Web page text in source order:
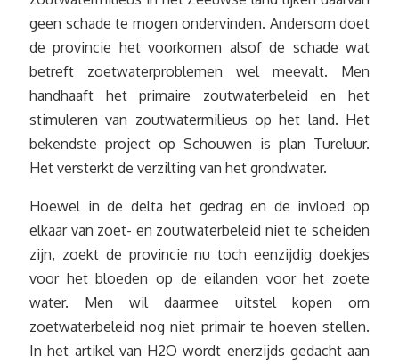
geen schade te mogen ondervinden. Andersom doet
de provincie het voorkomen alsof de schade wat
betreft zoetwaterproblemen wel meevalt. Men
handhaaft het primaire zoutwaterbeleid en het
stimuleren van zoutwatermilieus op het land. Het
bekendste project op Schouwen is plan Tureluur.
Het versterkt de verzilting van het grondwater.
Hoewel in de delta het gedrag en de invloed op
elkaar van zoet- en zoutwaterbeleid niet te scheiden
zijn, zoekt de provincie nu toch eenzijdig doekjes
voor het bloeden op de eilanden voor het zoete
water. Men wil daarmee uitstel kopen om
zoetwaterbeleid nog niet primair te hoeven stellen.
In het artikel van H2O wordt enerzijds gedacht aan